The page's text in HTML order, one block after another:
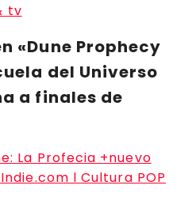
tv
«Dune Prophecy
del Universo
a finales de
La Profecia +nuevo
l Cultura POP